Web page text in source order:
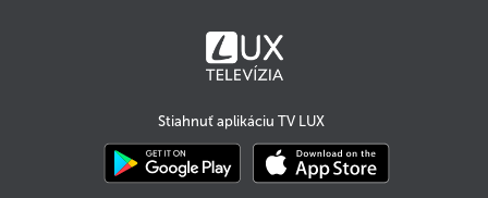
Stiahnuť aplikáciu TV LUX